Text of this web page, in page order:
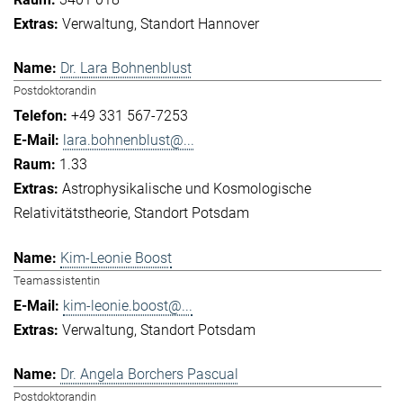
Verwaltung Standort Hannover
Dr. Lara Bohnenblust
Postdoktorandin
+49 331 567-7253
lara.bohnenblust@...
1.33
Astrophysikalische und Kosmologische
Relativitätstheorie Standort Potsdam
Kim-Leonie Boost
Teamassistentin
kim-leonie.boost@...
Verwaltung Standort Potsdam
Dr. Angela Borchers Pascual
Postdoktorandin